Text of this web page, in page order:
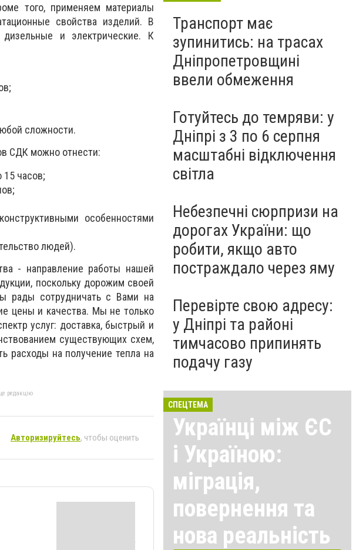
того, применяем материалы
свойства изделий. В
и электрические. К
сложности.
СДК можно отнести:
15 часов;
особенностями
людей).
- направление работы нашей
поскольку дорожим своей
рады сотрудничать с Вами на
цены и качества. Мы не только
услуг: доставка, быстрый и
существующих схем,
расходы на получение тепла на
редакцію
Авторизируйтесь, чтобы оценить
Транспорт має
зупинитись: на трасах
Дніпропетровщині
ввели обмеження
Готуйтесь до темряви: у
Дніпрі з 3 по 6 серпня
масштабні відключення
світла
Небезпечні сюрпризи на
дорогах України: що
робити, якщо авто
постраждало через яму
Перевірте свою адресу:
у Дніпрі та районі
тимчасово припинять
подачу газу
СПЕЦТЕМА
Українці між ЄС
і Україною:
міграція,
повернення та
нова реальність